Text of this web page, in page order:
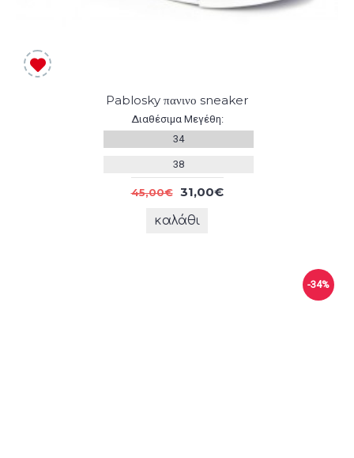
Pablosky πανινο sneaker
Διαθέσιμα Μεγέθη:
34
38
45,00€ 31,00€
καλάθι
-34%